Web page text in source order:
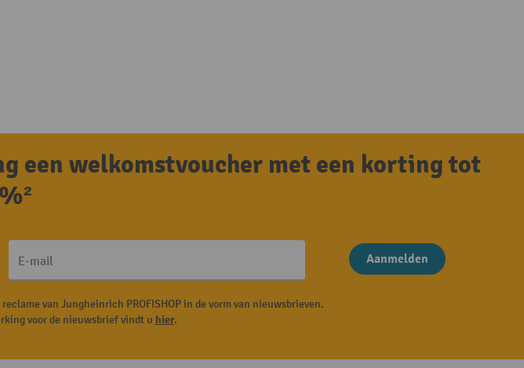
een welkomstvoucher met een korting tot
E-mail Aanmelden
van Jungheinrich PROFISHOP in de vorm van nieuwsbrieven.
voor de nieuwsbrief vindt u hier.